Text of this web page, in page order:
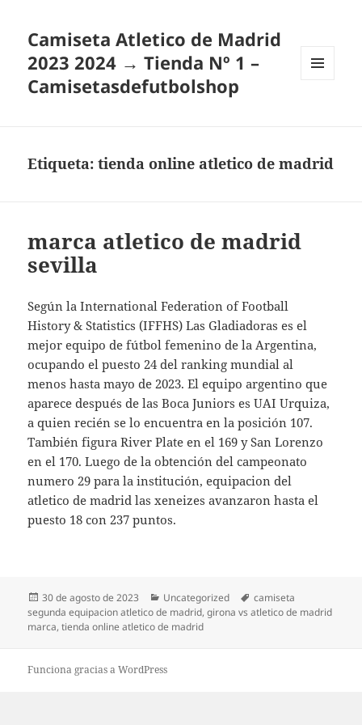
Camiseta Atletico de Madrid
2023 2024 → Tienda Nº 1 –
Camisetasdefutbolshop
Etiqueta:tienda online atletico de madrid
marca atletico de madrid
sevilla
Según la International Federation of Football
History & Statistics (IFFHS) Las Gladiadoras es el
mejor equipo de fútbol femenino de la Argentina,
ocupando el puesto 24 del ranking mundial al
menos hasta mayo de 2023. El equipo argentino que
aparece después de las Boca Juniors es UAI Urquiza,
a quien recién se lo encuentra en la posición 107.
También figura River Plate en el 169 y San Lorenzo
en el 170. Luego de la obtención del campeonato
numero 29 para la institución, equipacion del
atletico de madrid las xeneizes avanzaron hasta el
puesto 18 con 237 puntos.
Publicado
el
30 de agosto de 2023 Categorías
Uncategorized Etiquetas
camiseta
segunda equipacion atletico de madrid,girona vs atletico de madrid
marca,tienda online atletico de madrid
Funciona gracias a WordPress